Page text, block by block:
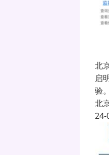
北
启
验
北
24-